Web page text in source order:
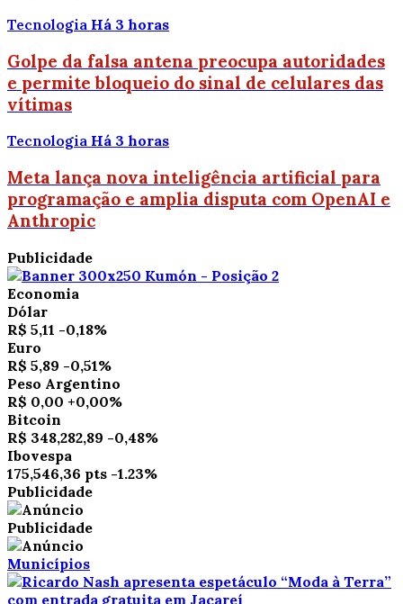
Tecnologia Há 3 horas
Golpe da falsa antena preocupa autoridades
e permite bloqueio do sinal de celulares das
vítimas
Tecnologia Há 3 horas
Meta lança nova inteligência artificial para
programação e amplia disputa com OpenAI e
Anthropic
Publicidade
Economia
Dólar
R$ 5,11 -0,18%
Euro
R$ 5,89 -0,51%
Peso Argentino
R$ 0,00 +0,00%
Bitcoin
R$ 348,282,89 -0,48%
Ibovespa
175,546,36 pts -1.23%
Publicidade
Publicidade
Municípios